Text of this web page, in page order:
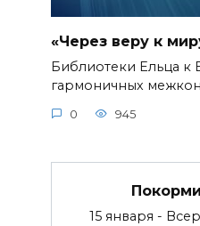
«Через веру к
Библиотеки Ельца к
гармоничных
0 945
15 января -